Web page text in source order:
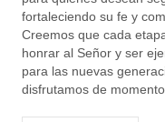
fortaleciendo su fe y
Creemos que cada
honrar al Señor y ser
para las nuevas
disfrutamos de